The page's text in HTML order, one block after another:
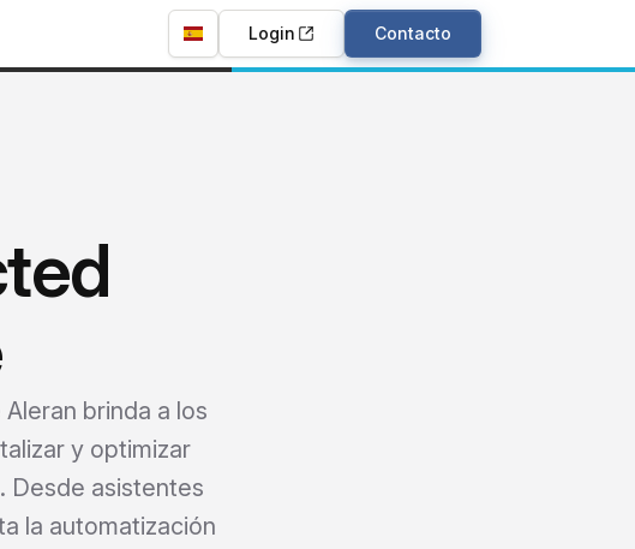
Login Contacto
brinda a los
y optimizar
Desde asistentes
la automatización